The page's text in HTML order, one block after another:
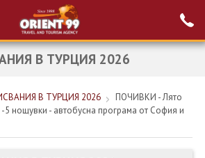
Проверка на
резервация
ТУРЦИЯ
В ТУРЦИЯ 2026
В ТУРЦИЯ 2026
ПОЧИВКИ - Лято
нощувки - автобусна програма от София и